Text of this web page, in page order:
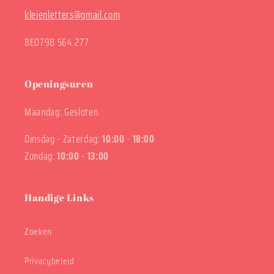
kleienletters@gmail.com
BE0798 564 277
Openingsuren
Maandag: Gesloten
Dinsdag - Zaterdag:10:00 - 18:00
Zondag:10:00 - 13:00
Handige Links
Zoeken
Privacybeleid